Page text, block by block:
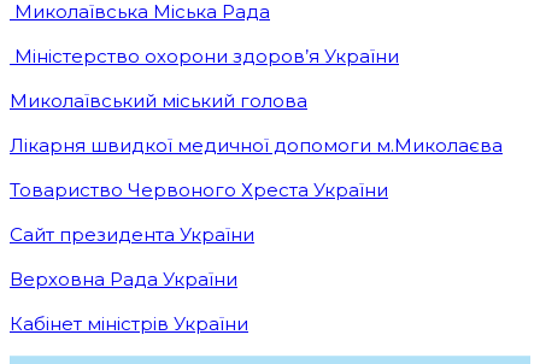
Миколаївська Міська Рада
Міністерство охорони здоров’я України
Миколаївський міський голова
Лікарня швидкої медичної допомоги м.Миколаєва
Товариство Червоного Хреста України
Сайт президента України
Верховна Рада України
Кабінет міністрів України